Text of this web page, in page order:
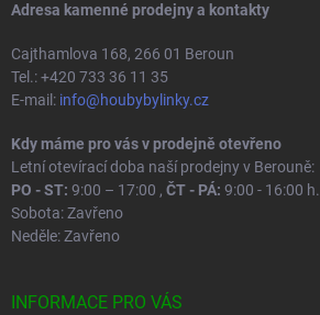
Adresa kamenné prodejny a kontakty
Cajthamlova 168, 266 01 Beroun
Tel.: +420 733 36 11 35
E-mail: info@houbybylinky.cz
Kdy máme pro vás v prodejně otevřeno
Letní otevírací doba naší prodejny v Berouně:
PO - ST: 9:00 – 17:00 , ČT - PÁ: 9:00 - 16:00 h.
Sobota: Zavřeno
Neděle: Zavřeno
INFORMACE PRO VÁS